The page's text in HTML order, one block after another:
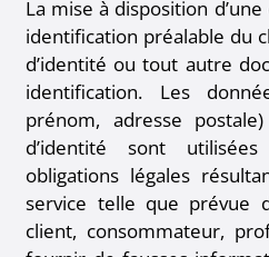
La mise à disposition
identification préalable du
d’identité ou tout autre
identification. Les
prénom, adresse
d’identité sont
obligations légales
service telle que prévue
client, consommateur,